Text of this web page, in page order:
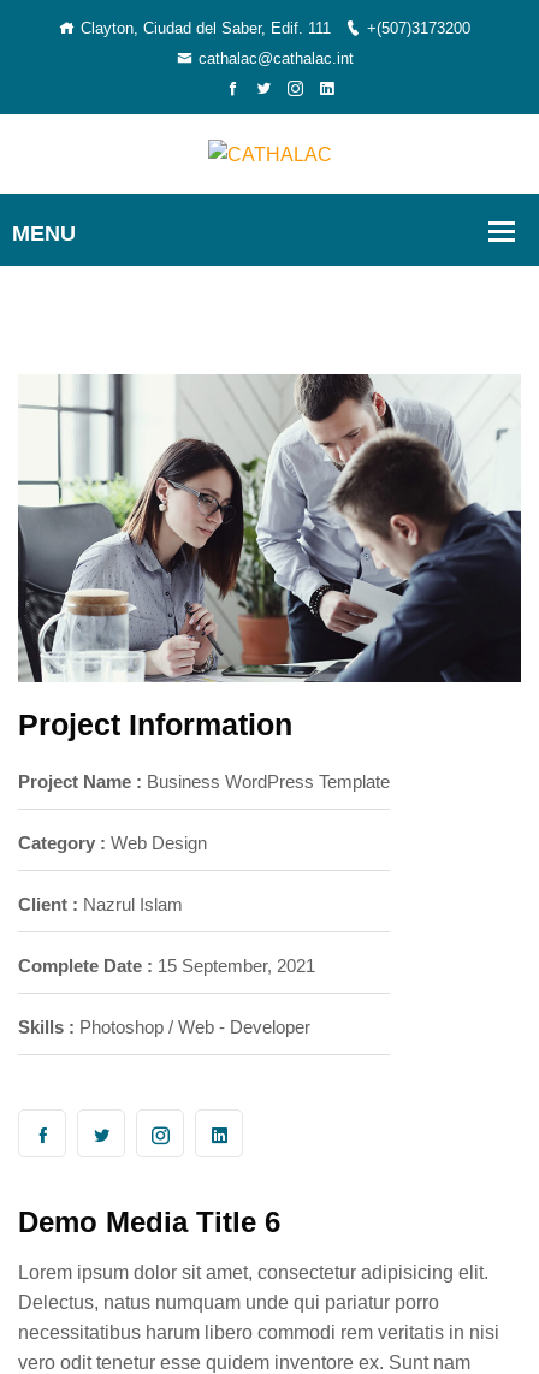
Clayton, Ciudad del Saber, Edif. 111
+(507)3173200
cathalac@cathalac.int
Project Information
Project Name : Business WordPress Template
Category : Web Design
Client : Nazrul Islam
Complete Date : 15 September, 2021
Skills : Photoshop / Web - Developer
Demo Media Title 6
Lorem ipsum dolor sit amet, consectetur adipisicing elit.
Delectus, natus numquam unde qui pariatur porro
necessitatibus harum libero commodi rem veritatis in nisi
vero odit tenetur esse quidem inventore ex. Sunt nam